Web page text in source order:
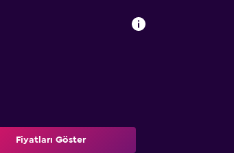
Fiyatları Göster